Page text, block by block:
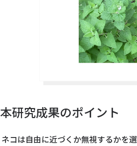
本研究成果のポイント
ネコは自由に近づくか無視するかを